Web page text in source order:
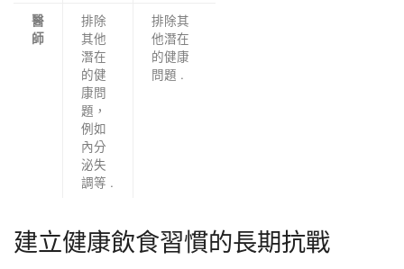
醫
師
排除
其他
潛在
的健
康問
題，
例如
內分
泌失
調等 .
排除其
他潛在
的健康
問題 .
建立健康飲食習慣的長期抗戰